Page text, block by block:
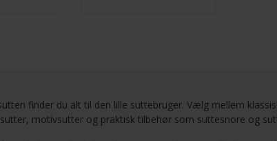
finder du alt til den lille suttebruger. Vælg mellem
motivsutter og praktisk tilbehør som suttesnore og